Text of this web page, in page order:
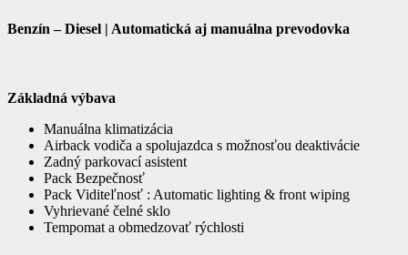
Benzín – Diesel | Automatická aj manuálna prevodovka
Základná výbava
Manuálna klimatizácia
Airback vodiča a spolujazdca s možnosťou deaktivácie
Zadný parkovací asistent
Pack Bezpečnosť
Pack Viditeľnosť : Automatic lighting & front wiping
Vyhrievané čelné sklo
Tempomat a obmedzovať rýchlosti